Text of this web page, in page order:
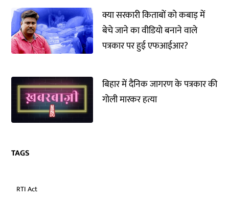
क्या सरकारी किताबों को कबाड़ में
बेचे जाने का वीडियो बनाने वाले
पत्रकार पर हुई एफआईआर?
बिहार में दैनिक जागरण के पत्रकार की
गोली मारकर हत्या
TAGS
RTI Act